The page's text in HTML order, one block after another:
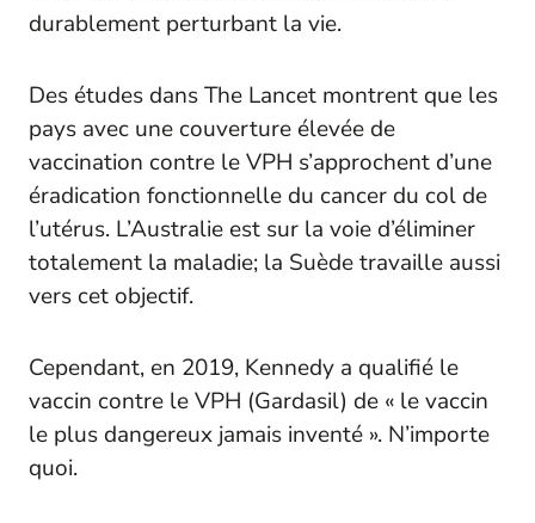
durablement perturbant la vie.
Des études dansThe Lancet montrent que les
pays avec une couverture élevée de
vaccination contre le VPH s’approchent d’une
éradication fonctionnelle du cancer du col de
l’utérus. L’Australie est sur la voie d’éliminer
totalement la maladie; la Suède travaille aussi
vers cet objectif.
Cependant, en 2019, Kennedy a qualifié le
vaccin contre le VPH (Gardasil) de « le vaccin
le plus dangereux jamais inventé ». N’importe
quoi.